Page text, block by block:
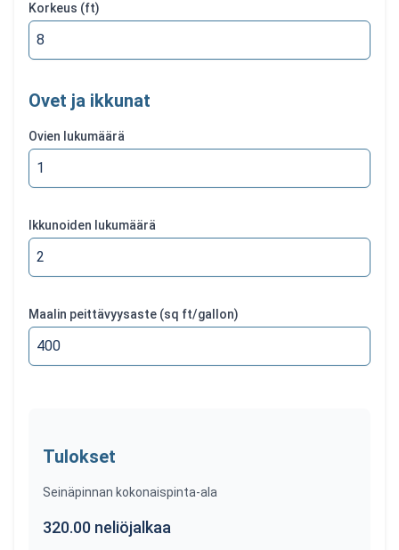
Korkeus (ft)
Ovet ja ikkunat
Ovien lukumäärä
Ikkunoiden lukumäärä
Maalin peittävyysaste (sq ft/gallon)
Tulokset
Seinäpinnan kokonaispinta-ala
320.00 neliöjalkaa